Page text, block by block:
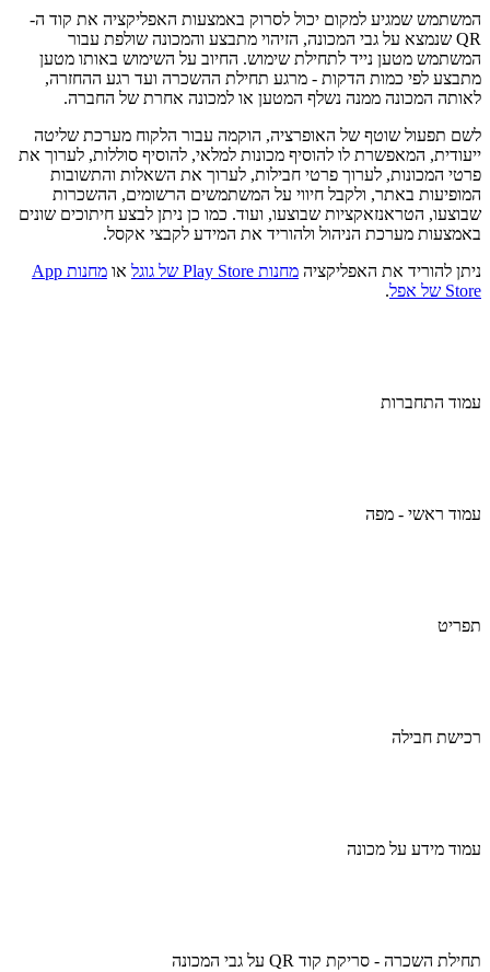
המשתמש שמגיע למקום יכול לסרוק באמצעות האפליקציה את קוד ה-
QR שנמצא על גבי המכונה, הזיהוי מתבצע והמכונה שולפת עבור
המשתמש מטען נייד לתחילת שימוש. החיוב על השימוש באותו מטען
מתבצע לפי כמות הדקות - מרגע תחילת ההשכרה ועד רגע ההחזרה,
לאותה המכונה ממנה נשלף המטען או למכונה אחרת של החברה.
לשם תפעול שוטף של האופרציה, הוקמה עבור הלקוח מערכת שליטה
ייעודית, המאפשרת לו להוסיף מכונות למלאי, להוסיף סוללות, לערוך את
פרטי המכונות, לערוך פרטי חבילות, לערוך את השאלות והתשובות
המופיעות באתר, ולקבל חיווי על המשתמשים הרשומים, ההשכרות
שבוצעו, הטראנזאקציות שבוצעו, ועוד. כמו כן ניתן לבצע חיתוכים שונים
באמצעות מערכת הניהול ולהוריד את המידע לקבצי אקסל.
ניתן להוריד את האפליקציה מחנות Play Store של גוגל או
מחנות App
Store של אפל
.
עמוד התחברות
עמוד ראשי - מפה
תפריט
רכישת חבילה
עמוד מידע על מכונה
תחילת השכרה - סריקת קוד QR על גבי המכונה